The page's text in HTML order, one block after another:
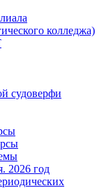
колледжа)
судоверфи
2026 год